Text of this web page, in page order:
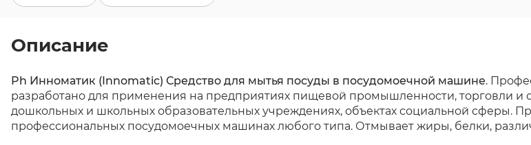
Описание
Ph Инноматик (Innomatic) Средство для мытья посуды в посудомоечной машине.
разработано для применения на предприятиях пищевой промышленности, торговли и
дошкольных и школьных образовательных учреждениях, объектах социальной сферы.
профессиональных посудомоечных машинах любого типа. Отмывает жиры, белки,